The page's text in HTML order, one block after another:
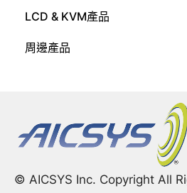
LCD & KVM產品
周邊產品
© AICSYS Inc. Copyright All